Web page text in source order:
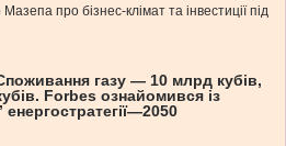
про бізнес-клімат та інвестиції під
газу — 10 млрд кубів,
Forbes ознайомився із